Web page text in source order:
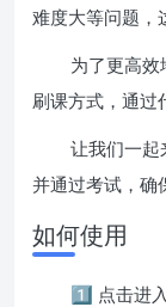
难度大等问题，
为了更高
刷课方式，通过
让我们一起
并通过考试，确
如何使用
1️⃣ 点击进入